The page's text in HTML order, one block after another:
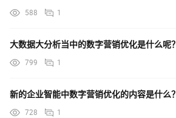
588 1
大数据大分析当中的数字营销优化是什么呢？
799 1
新的企业智能中数字营销优化的内容是什么？
728 1